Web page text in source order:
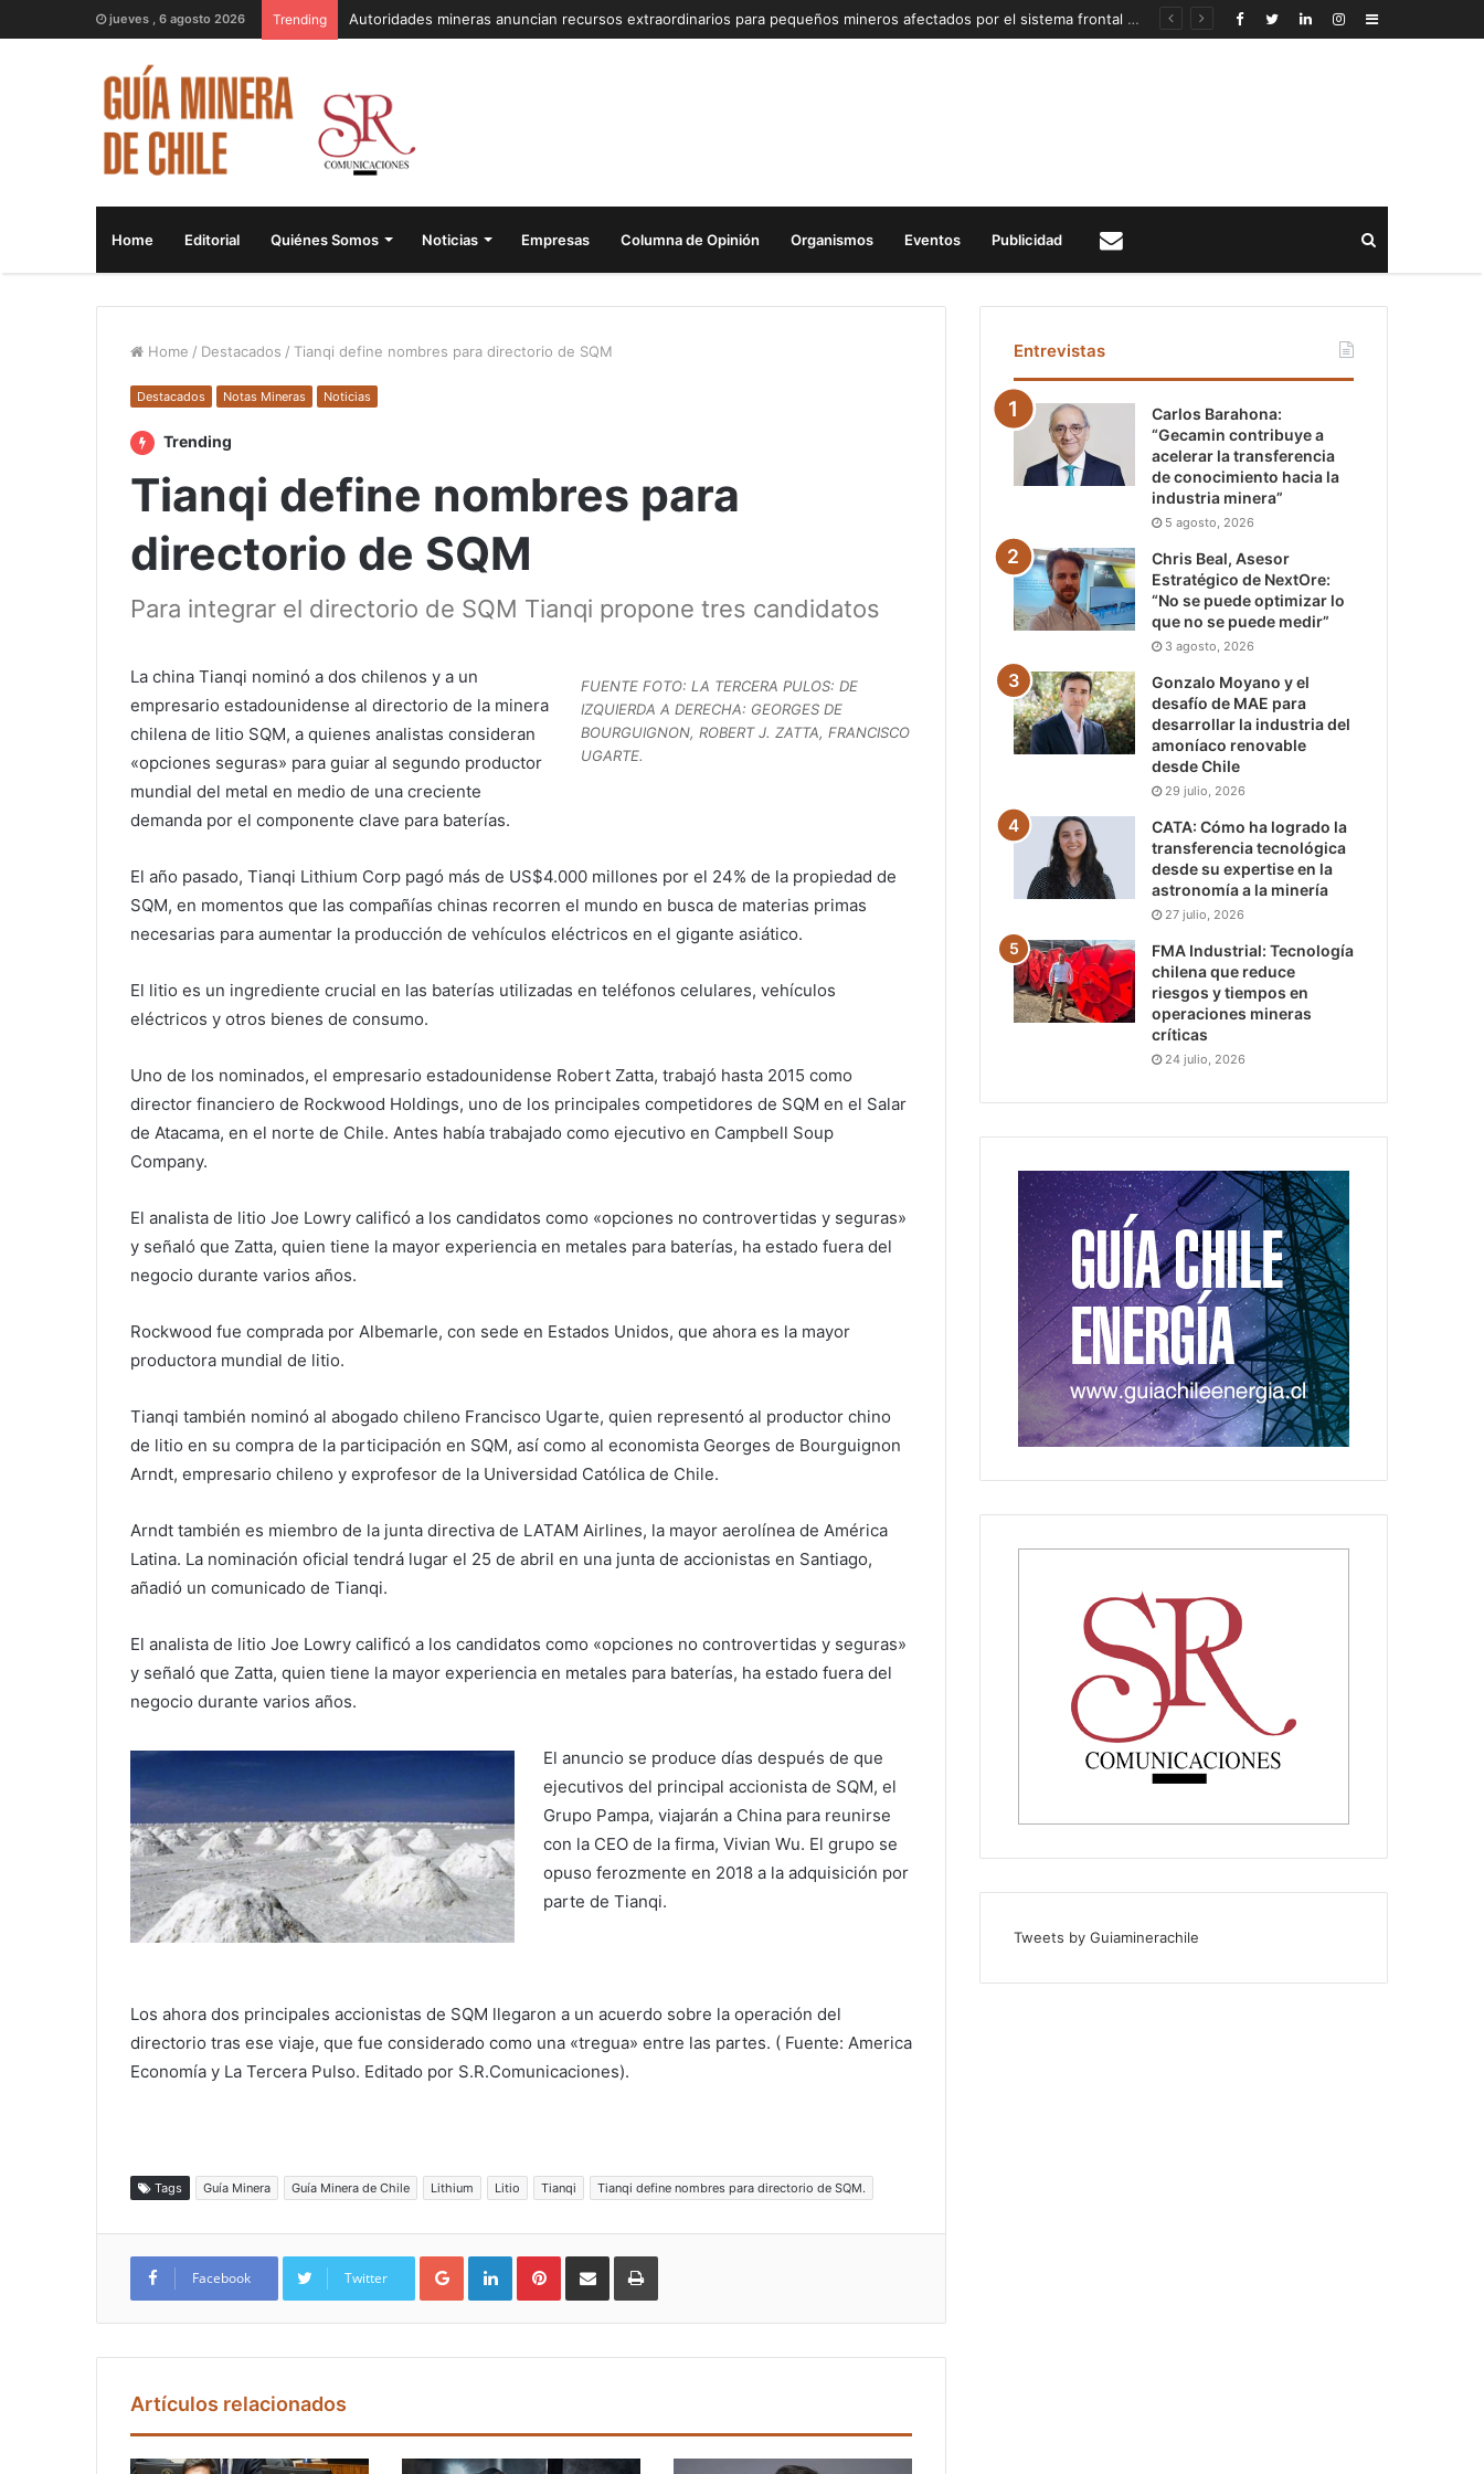
jueves , 6 agosto 2026 Trending Autoridades mineras anuncian recursos extraordinarios para pequeños mineros afectados por el sistema frontal en Coquimbo y Atacama Sidebar
Home Editorial Quiénes Somos Noticias Empresas Columna de Opinión Organismos Eventos Publicidad
Home / Destacados / Tianqi define nombres para directorio de SQM
Destacados Notas Mineras Noticias
Trending
Tianqi define nombres para
directorio de SQM
Para integrar el directorio de SQM Tianqi propone tres candidatos
FUENTE FOTO: LA TERCERA PULOS: DE
IZQUIERDA A DERECHA: GEORGES DE
BOURGUIGNON, ROBERT J. ZATTA, FRANCISCO
UGARTE.
La china Tianqi nominó a dos chilenos y a un
empresario estadounidense al directorio de la minera
chilena de litio SQM, a quienes analistas consideran
«opciones seguras» para guiar al segundo productor
mundial del metal en medio de una creciente
demanda por el componente clave para baterías.
El año pasado, Tianqi Lithium Corp pagó más de US$4.000 millones por el 24% de la propiedad de
SQM, en momentos que las compañías chinas recorren el mundo en busca de materias primas
necesarias para aumentar la producción de vehículos eléctricos en el gigante asiático.
El litio es un ingrediente crucial en las baterías utilizadas en teléfonos celulares, vehículos
eléctricos y otros bienes de consumo.
Uno de los nominados, el empresario estadounidense Robert Zatta, trabajó hasta 2015 como
director financiero de Rockwood Holdings, uno de los principales competidores de SQM en el Salar
de Atacama, en el norte de Chile. Antes había trabajado como ejecutivo en Campbell Soup
Company.
El analista de litio Joe Lowry calificó a los candidatos como «opciones no controvertidas y seguras»
y señaló que Zatta, quien tiene la mayor experiencia en metales para baterías, ha estado fuera del
negocio durante varios años.
Rockwood fue comprada por Albemarle, con sede en Estados Unidos, que ahora es la mayor
productora mundial de litio.
Tianqi también nominó al abogado chileno Francisco Ugarte, quien representó al productor chino
de litio en su compra de la participación en SQM, así como al economista Georges de Bourguignon
Arndt, empresario chileno y exprofesor de la Universidad Católica de Chile.
Arndt también es miembro de la junta directiva de LATAM Airlines, la mayor aerolínea de América
Latina. La nominación oficial tendrá lugar el 25 de abril en una junta de accionistas en Santiago,
añadió un comunicado de Tianqi.
El analista de litio Joe Lowry calificó a los candidatos como «opciones no controvertidas y seguras»
y señaló que Zatta, quien tiene la mayor experiencia en metales para baterías, ha estado fuera del
negocio durante varios años.
El anuncio se produce días después de que
ejecutivos del principal accionista de SQM, el
Grupo Pampa, viajarán a China para reunirse
con la CEO de la firma, Vivian Wu. El grupo se
opuso ferozmente en 2018 a la adquisición por
parte de Tianqi.
Los ahora dos principales accionistas de SQM llegaron a un acuerdo sobre la operación del
directorio tras ese viaje, que fue considerado como una «tregua» entre las partes. ( Fuente: America
Economía y La Tercera Pulso. Editado por S.R.Comunicaciones).
Tags Guía Minera Guía Minera de Chile Lithium Litio Tianqi Tianqi define nombres para directorio de SQM.
Facebook Twitter
Google+ LinkedIn Pinterest
Artículos relacionados
Entrevistas
Carlos Barahona:
“Gecamin contribuye a
acelerar la transferencia
de conocimiento hacia la
industria minera”
5 agosto, 2026
Chris Beal, Asesor
Estratégico de NextOre:
“No se puede optimizar lo
que no se puede medir”
3 agosto, 2026
Gonzalo Moyano y el
desafío de MAE para
desarrollar la industria del
amoníaco renovable
desde Chile
29 julio, 2026
CATA: Cómo ha logrado la
transferencia tecnológica
desde su expertise en la
astronomía a la minería
27 julio, 2026
FMA Industrial: Tecnología
chilena que reduce
riesgos y tiempos en
operaciones mineras
críticas
24 julio, 2026
Tweets by Guiaminerachile